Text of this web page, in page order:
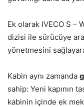
Ek olarak IVECO S –
dizisi ile sürücüye
yönetmesini
Kabin aynı zamanda
sahip: Yeni kapının
kabinin içinde ek